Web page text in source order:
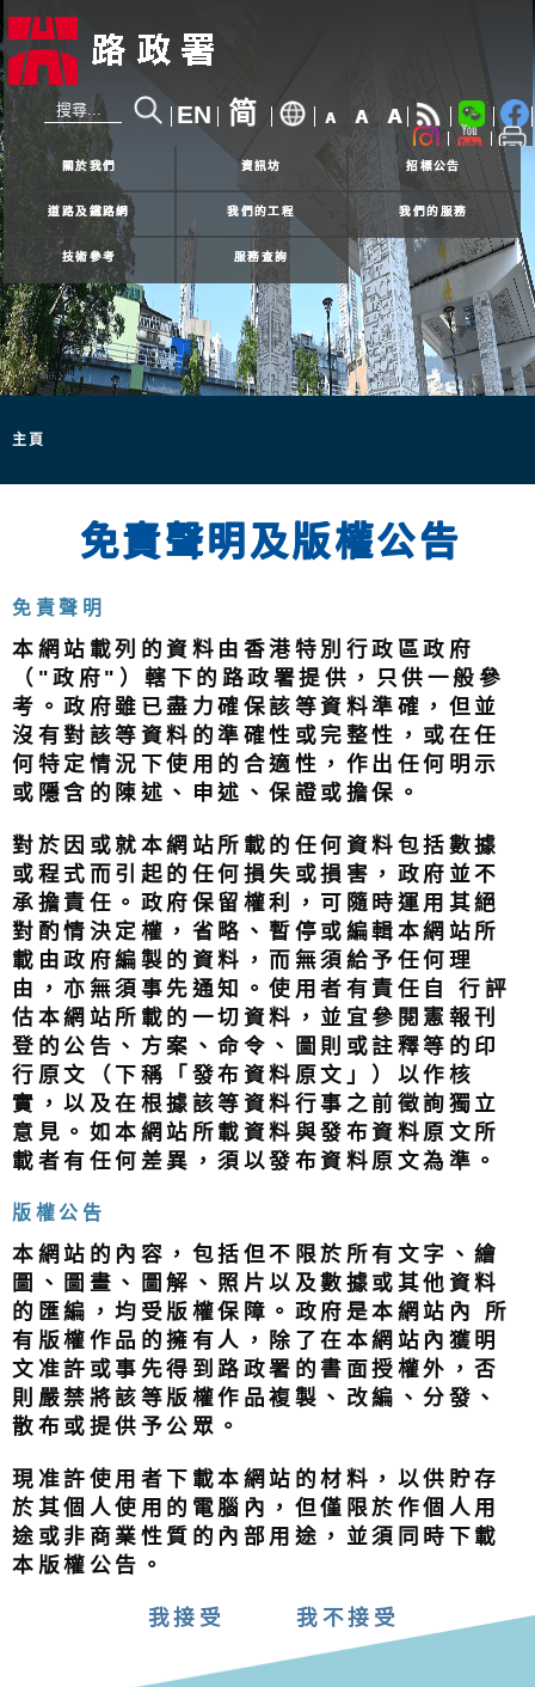
EN 简 A A A
24小時熱線 2926 4111
關於我們 資訊坊 招標公告
道路及鐵路網 我們的工程 我們的服務
技術參考 服務查詢
主頁
免責聲明及版權公告
免責聲明
本網站載列的資料由香港特別行政區政府
（"政府"）轄下的路政署提供，只供一般參
考。政府雖已盡力確保該等資料準確，但並
沒有對該等資料的準確性或完整性，或在任
何特定情況下使用的合適性，作出任何明示
或隱含的陳述、申述、保證或擔保。
對於因或就本網站所載的任何資料包括數據
或程式而引起的任何損失或損害，政府並不
承擔責任。政府保留權利，可隨時運用其絕
對酌情決定權，省略、暫停或編輯本網站所
載由政府編製的資料，而無須給予任何理
由，亦無須事先通知。使用者有責任自 行評
估本網站所載的一切資料，並宜參閱憲報刊
登的公告、方案、命令、圖則或註釋等的印
行原文（下稱「發布資料原文」）以作核
實，以及在根據該等資料行事之前徵詢獨立
意見。如本網站所載資料與發布資料原文所
載者有任何差異，須以發布資料原文為準。
版權公告
本網站的內容，包括但不限於所有文字、繪
圖、圖畫、圖解、照片以及數據或其他資料
的匯編，均受版權保障。政府是本網站內 所
有版權作品的擁有人，除了在本網站內獲明
文准許或事先得到路政署的書面授權外，否
則嚴禁將該等版權作品複製、改編、分發、
散布或提供予公眾。
現准許使用者下載本網站的材料，以供貯存
於其個人使用的電腦內，但僅限於作個人用
途或非商業性質的內部用途，並須同時下載
本版權公告。
我接受 我不接受